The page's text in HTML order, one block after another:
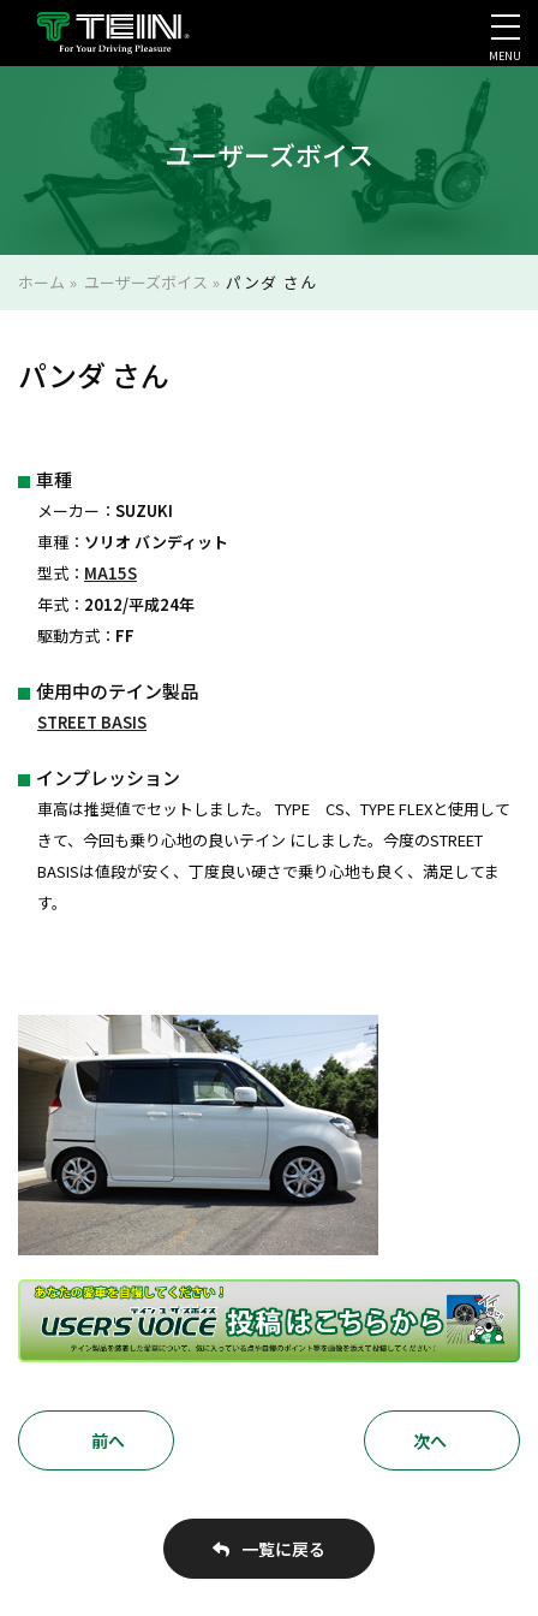
会社案内・採用・IR
MENU
ユーザーズボイス
ホーム » ユーザーズボイス » パンダ さん
パンダ さん
車種
メーカー： SUZUKI
車種： ソリオ バンディット
型式： MA15S
年式： 2012/平成24年
駆動方式： FF
使用中のテイン製品
STREET BASIS
インプレッション
車高は推奨値でセットしました。 TYPE CS、TYPE FLEXと使用して
きて、今回も乗り心地の良いテイン にしました。今度のSTREET
BASISは値段が安く、丁度良い硬さで乗り心地も良く、満足してま
す。
前へ 次へ
一覧に戻る